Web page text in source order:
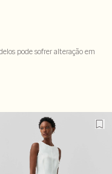
pode sofrer alteração em